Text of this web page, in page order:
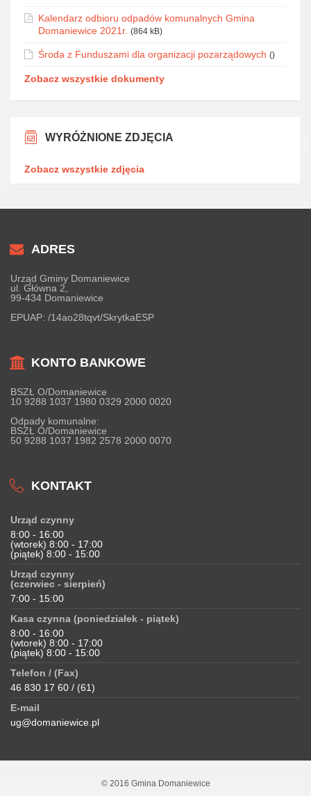
Kalendarz odbioru odpadów komunalnych Gmina
Domaniewice 2021r. (864 kB)
Środa z Funduszami dla organizacji pozarządowych ()
Zobacz wszystkie dokumenty
WYRÓŻNIONE ZDJĘCIA
Zobacz wszystkie zdjęcia
ADRES
Urząd Gminy Domaniewice
ul. Główna 2,
99-434 Domaniewice
EPUAP: /14ao28tqvt/SkrytkaESP
KONTO BANKOWE
BSZŁ O/Domaniewice
10 9288 1037 1980 0329 2000 0020
Odpady komunalne:
BSZŁ O/Domaniewice
50 9288 1037 1982 2578 2000 0070
KONTAKT
Urząd czynny
8:00 - 16:00
(wtorek) 8:00 - 17:00
(piątek) 8:00 - 15:00
Urząd czynny
(czerwiec - sierpień)
7:00 - 15:00
Kasa czynna (poniedziałek - piątek)
8:00 - 16:00
(wtorek) 8:00 - 17:00
(piątek) 8:00 - 15:00
Telefon / (Fax)
46 830 17 60 / (61)
E-mail
ug@domaniewice.pl
© 2016 Gmina Domaniewice